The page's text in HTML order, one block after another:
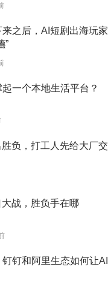
之后，AI短剧出海玩家
”
一个本地生活平台？
负，打工人先给大厂交
战，胜负手在哪
钉和阿里生态如何让AI